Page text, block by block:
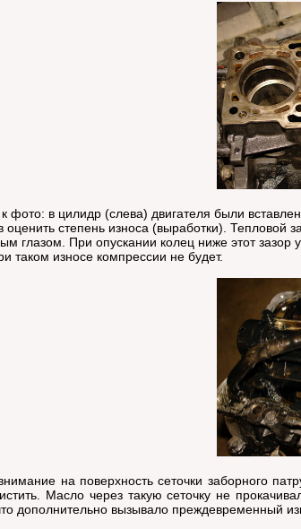
фото: в цилидр (слева) двигателя были
оценить степень износа (выработки).
глазом. При опускании колец ниже этот
таком износе компрессии не будет.
на поверхность сеточки заборного
Масло через такую сеточку не
дополнительно вызывало преждевременный